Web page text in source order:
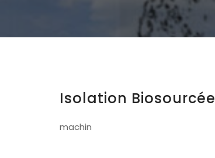
Isolation Biosourcée
machin